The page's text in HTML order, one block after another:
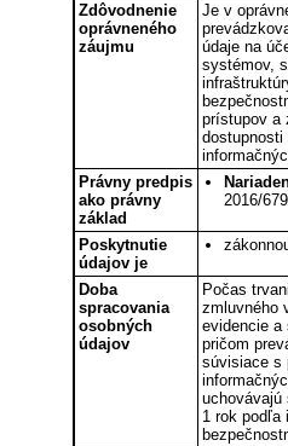
Zdôvodnenie
oprávneného
záujmu
Je v
údaje na
systémov,
prístupov a
dostupnosti
Právny predpis
ako právny
základ
2016/
Poskytnutie
údajov je
Doba
spracovania
osobných
údajov
Počas
zmluvného
evidencie a
pričom
súvisiace s
uchovávajú
1 rok podľa